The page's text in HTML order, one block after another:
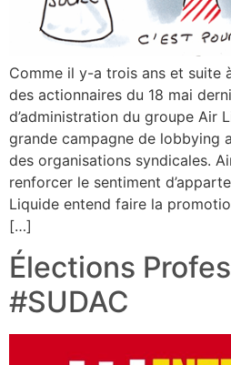
Comme il y-a trois ans et suite
des actionnaires du 18 mai
d’administration du groupe Air
grande campagne de lobbying
des organisations syndicales.
renforcer le sentiment
Liquide entend faire la
[…]
Élections
#SUDAC